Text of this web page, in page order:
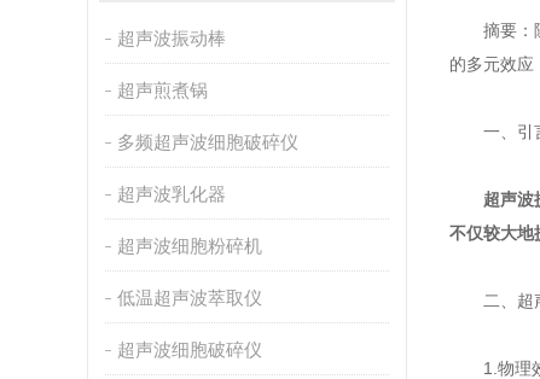
超声波振动棒
超声煎煮锅
多频超声波细胞破碎仪
超声波乳化器
超声波细胞粉碎机
低温超声波萃取仪
超声波细胞破碎仪
摘要：随
的多元效应
一、引
超声波
不仅较大地
二、超声
1.物理效